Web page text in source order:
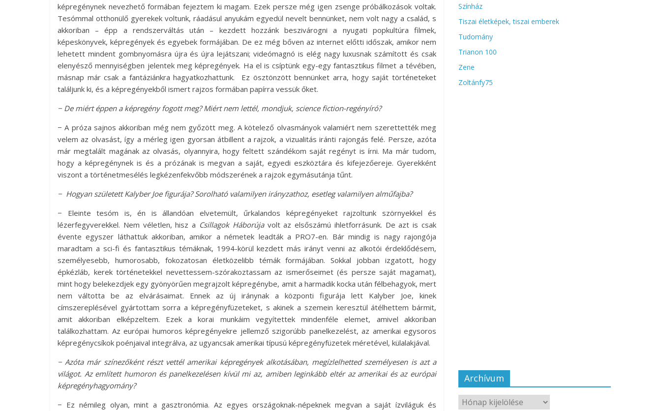
képregénynek nevezhető formában fejeztem ki magam. Ezek persze még igen zsenge próbálkozások voltak.
Tesómmal otthonülő gyerekek voltunk, ráadásul anyukám egyedül nevelt bennünket, nem volt nagy a család, s
akkoriban ­­– épp a rendszerváltás után – kezdett hozzánk beszivárogni a nyugati popkultúra filmek,
képeskönyvek, képregények és egyebek formájában. De ez még bőven az internet előtti időszak, amikor nem
lehetett mindent gombnyomásra újra és újra lejátszani; videómagnó is elég nagy luxusnak számított és csak
elenyésző mennyiségben jelentek meg képregények. Ha el is csíptünk egy-egy fantasztikus filmet a tévében,
másnap már csak a fantáziánkra hagyatkozhattunk. Ez ösztönzött bennünket arra, hogy saját történeteket
találjunk ki, és a képregényekből ismert rajzos formában papírra vessük őket.
− De miért éppen a képregény fogott meg? Miért nem lettél, mondjuk, science fiction-regényíró?
− A próza sajnos akkoriban még nem győzött meg. A kötelező olvasmányok valamiért nem szerettették meg
velem az olvasást, így a mérleg igen gyorsan átbillent a rajzok, a vizualitás iránti rajongás felé. Persze, azóta
már megtalált magának az olvasás, olyannyira, hogy feltett szándékom saját regényt is írni. Ma már tudom,
hogy a képregénynek is és a prózának is megvan a saját, egyedi eszköztára és kifejezőereje. Gyerekként
viszont a történetmesélés legkézenfekvőbb módszerének a rajzok egymásutánja tűnt.
− Hogyan született Kalyber Joe figurája? Sorolható valamilyen irányzathoz, esetleg valamilyen alműfajba?
− Eleinte tesóm is, én is állandóan elvetemült, űrkalandos képregényeket rajzoltunk szörnyekkel és
lézerfegyverekkel. Nem véletlen, hisz a Csillagok Háborújavolt az elsőszámú ihletforrásunk. De azt is csak
évente egyszer láthattuk akkoriban, amikor a németek leadták a PRO7-en. Bár mindig is nagy rajongója
maradtam a sci-fi és fantasztikus témáknak, 1994-körül kezdett más irányt venni az alkotói érdeklődésem,
személyesebb, humorosabb, fokozatosan életközelibb témák formájában. Sokkal jobban izgatott, hogy
épkézláb, kerek történetekkel nevettessem-szórakoztassam az ismerőseimet (és persze saját magamat),
mint hogy belekezdjek egy gyönyörűen megrajzolt képregénybe, amit a harmadik kocka után félbehagyok, mert
nem váltotta be az elvárásaimat. Ennek az új iránynak a központi figurája lett Kalyber Joe, kinek
címszereplésével gyártottam sorra a képregényfüzeteket, s akinek a szemein keresztül átélhettem bármit,
amit akkoriban elképzeltem. Ezek a korai munkáim vegyítettek mindenféle elemet, amivel akkoriban
találkozhattam. Az európai humoros képregényekre jellemző szigorúbb panelkezelést, az amerikai egysoros
képregénycsíkok poénjaival integrálva, az ugyancsak amerikai típusú képregényfüzetek méretével, külalakjával.
− Azóta már színezőként részt vettél amerikai képregények alkotásában, megízlelhetted személyesen is azt a
világot. Az említett humoron és panelkezelésen kívül mi az, amiben leginkább eltér az amerikai és az európai
képregényhagyomány?
− Ez némileg olyan, mint a gasztronómia. Az egyes országoknak-népeknek megvan a saját ízviláguk és
Színház
Tiszai életképek, tiszai emberek
Tudomány
Trianon 100
Zene
Zoltánfy75
Archívum